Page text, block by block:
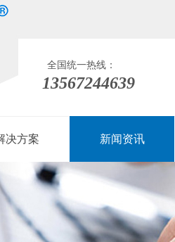
全国统一热线：
13567244639
决方案 新闻资讯